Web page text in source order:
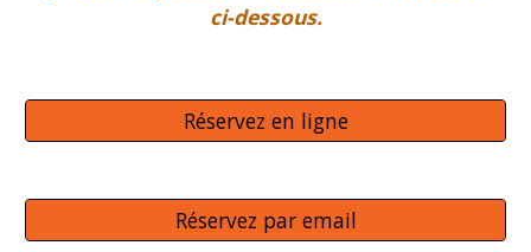
ci-dessous.
Réservez en ligne
Réservez par email